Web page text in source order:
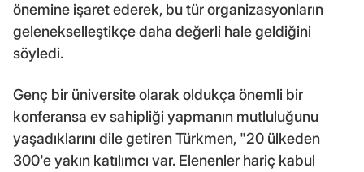
önemine işaret ederek, bu tür organizasyonların
gelenekselleştikçe daha değerli hale geldiğini
söyledi.
Genç bir üniversite olarak oldukça önemli bir
konferansa ev sahipliği yapmanın mutluluğunu
yaşadıklarını dile getiren Türkmen, "20 ülkeden
300'e yakın katılımcı var. Elenenler hariç kabul